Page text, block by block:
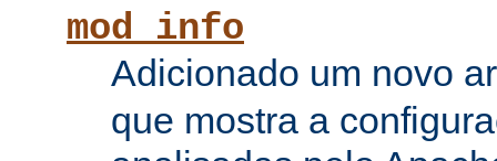
mod_info
Adicionado um novo
que mostra a